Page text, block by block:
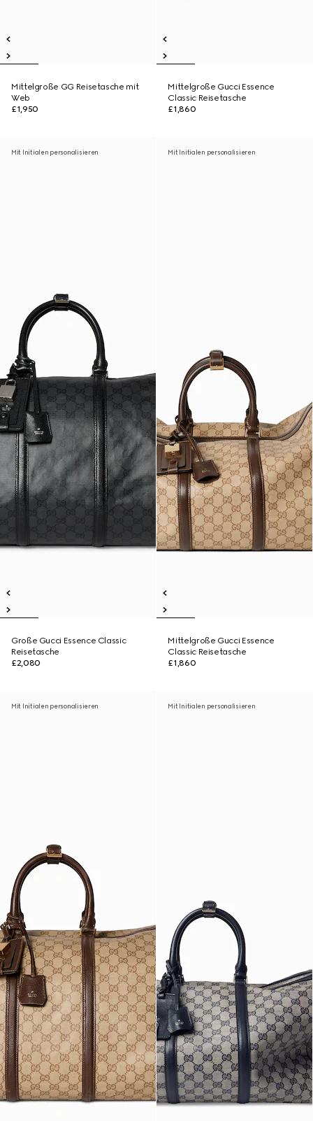
Mittelgroße GG Reisetasche mit
Web
£1,950
Mittelgroße Gucci Essence
Classic Reisetasche
£1,860
Mit Initialen personalisieren
Große Gucci Essence Classic
Reisetasche
£2,080
Mit Initialen personalisieren
Mittelgroße Gucci Essence
Classic Reisetasche
£1,860
Mit Initialen personalisieren Mit Initialen personalisieren